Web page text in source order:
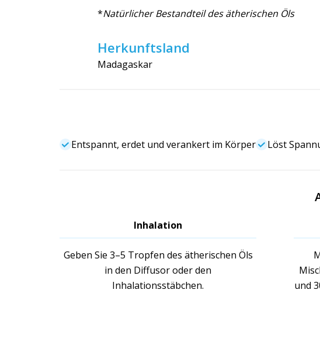
*Natürlicher Bestandteil des ätherischen Öls
Herkunftsland
Madagaskar
Entspannt, erdet und verankert im Körper Löst
Inhalation
Geben Sie 3–5 Tropfen des ätherischen Öls
in den Diffusor oder den
Inhalationsstäbchen.
und